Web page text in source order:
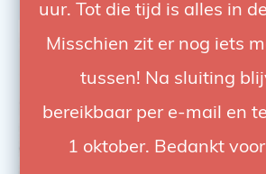
uur. Tot die tijd is alles in
Misschien zit er nog iets
tussen! Na sluiting
bereikbaar per e-mail en
1 oktober. Bedankt